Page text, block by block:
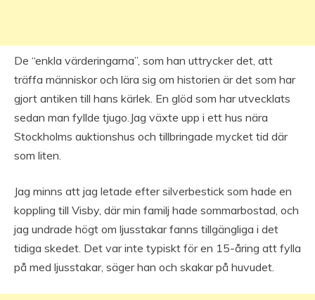
De “enkla värderingarna”, som han uttrycker det, att
träffa människor och lära sig om historien är det som har
gjort antiken till hans kärlek. En glöd som har utvecklats
sedan man fyllde tjugo.Jag växte upp i ett hus nära
Stockholms auktionshus och tillbringade mycket tid där
som liten.
Jag minns att jag letade efter silverbestick som hade en
koppling till Visby, där min familj hade sommarbostad, och
jag undrade högt om ljusstakar fanns tillgängliga i det
tidiga skedet. Det var inte typiskt för en 15-åring att fylla
på med ljusstakar, säger han och skakar på huvudet.